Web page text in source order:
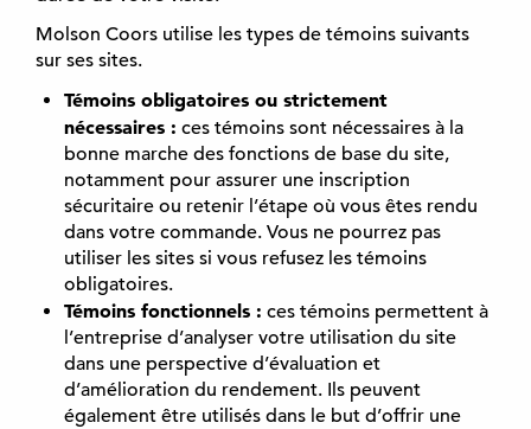
Molson Coors utilise les types de témoins suivants
sur ses sites.
Témoins obligatoires ou strictement
nécessaires : ces témoins sont nécessaires à la
bonne marche des fonctions de base du site,
notamment pour assurer une inscription
sécuritaire ou retenir l’étape où vous êtes rendu
dans votre commande. Vous ne pourrez pas
utiliser les sites si vous refusez les témoins
obligatoires.
Témoins fonctionnels : ces témoins permettent à
l’entreprise d’analyser votre utilisation du site
dans une perspective d’évaluation et
d’amélioration du rendement. Ils peuvent
également être utilisés dans le but d’offrir une